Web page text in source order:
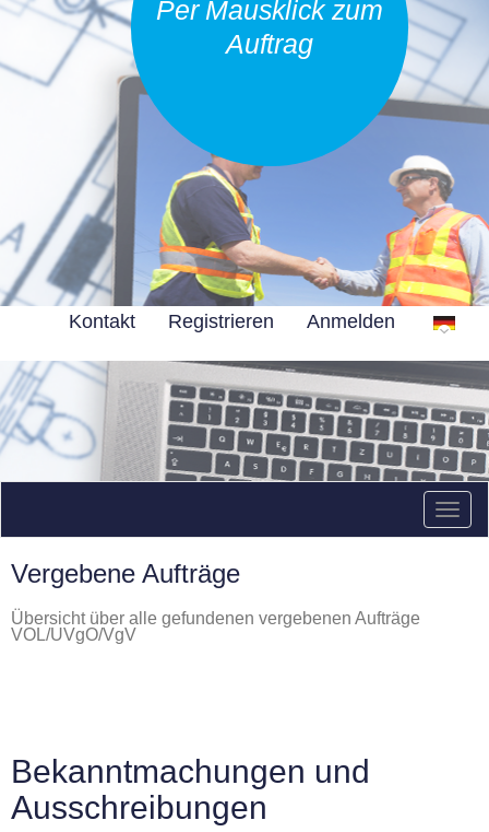
Per Mausklick zum
Auftrag
Kontakt Registrieren Anmelden
Vergebene Aufträge
Übersicht über alle gefundenen vergebenen Aufträge
VOL/UVgO/VgV
Bekanntmachungen und
Ausschreibungen